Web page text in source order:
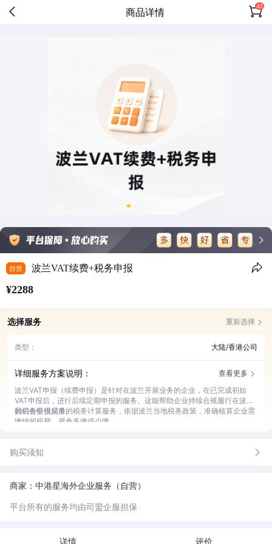
商品详情 41
自营 波兰VAT续费+税务申报
¥2288
选择服务 重新选择
类型： 大陆/香港公司
详细服务方案说明：
查看更多
波兰VAT申报（续费申报）是针对在波兰开展业务的企业，在已完成初始
VAT申报后，进行后续定期申报的服务。这能帮助企业持续合规履行在波兰
的税务申报义务。
我们会提供精准的税务计算服务，依据波兰当地税务政策，准确核算企业需
缴纳的税额，避免多缴或少缴。
我们还会提供及时的申报提交服务，严格按照申报周期，按时将申报数据提
结果和相关情况。
购买须知
商家：中港星海外企业服务（自营）
平台所有的服务均由司盟企服担保
详情 评价